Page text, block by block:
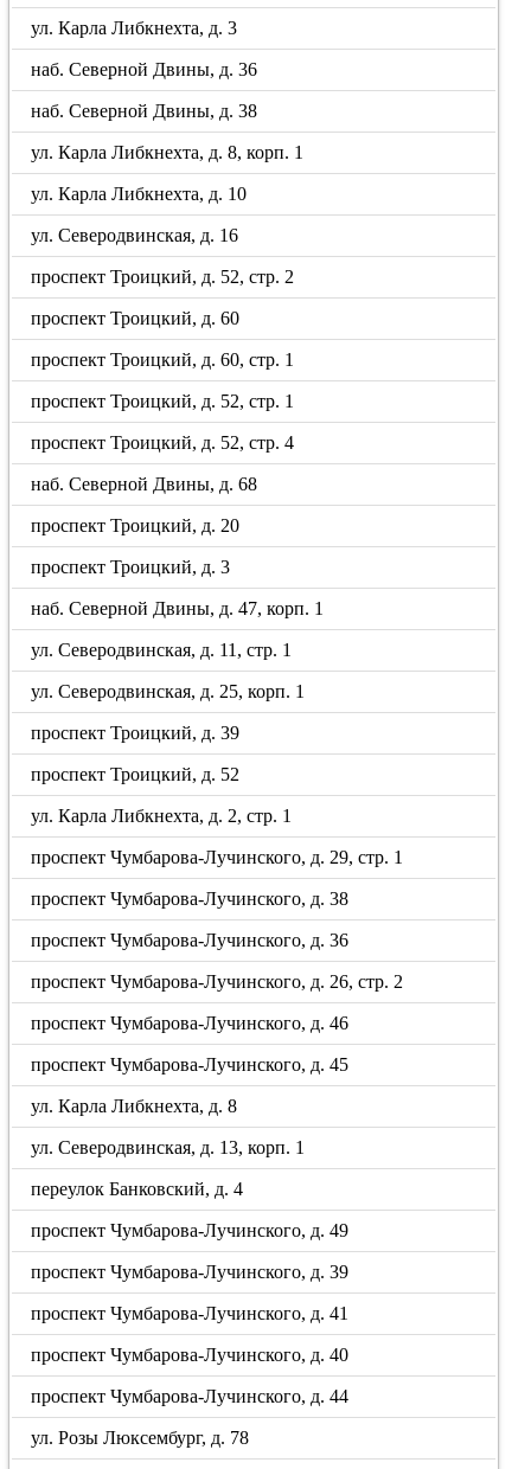
ул. Карла Либкнехта, д. 3
наб. Северной Двины, д. 36
наб. Северной Двины, д. 38
ул. Карла Либкнехта, д. 8, корп. 1
ул. Карла Либкнехта, д. 10
ул. Северодвинская, д. 16
проспект Троицкий, д. 52, стр. 2
проспект Троицкий, д. 60
проспект Троицкий, д. 60, стр. 1
проспект Троицкий, д. 52, стр. 1
проспект Троицкий, д. 52, стр. 4
наб. Северной Двины, д. 68
проспект Троицкий, д. 20
проспект Троицкий, д. 3
наб. Северной Двины, д. 47, корп. 1
ул. Северодвинская, д. 11, стр. 1
ул. Северодвинская, д. 25, корп. 1
проспект Троицкий, д. 39
проспект Троицкий, д. 52
ул. Карла Либкнехта, д. 2, стр. 1
проспект Чумбарова-Лучинского, д. 29, стр. 1
проспект Чумбарова-Лучинского, д. 38
проспект Чумбарова-Лучинского, д. 36
проспект Чумбарова-Лучинского, д. 26, стр. 2
проспект Чумбарова-Лучинского, д. 46
проспект Чумбарова-Лучинского, д. 45
ул. Карла Либкнехта, д. 8
ул. Северодвинская, д. 13, корп. 1
переулок Банковский, д. 4
проспект Чумбарова-Лучинского, д. 49
проспект Чумбарова-Лучинского, д. 39
проспект Чумбарова-Лучинского, д. 41
проспект Чумбарова-Лучинского, д. 40
проспект Чумбарова-Лучинского, д. 44
ул. Розы Люксембург, д. 78